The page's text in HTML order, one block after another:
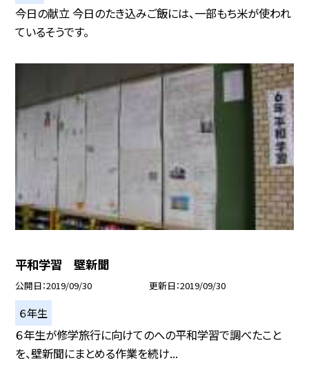
今日の献立 今日のたき込みご飯には、一部もち米が使われ
ているそうです。
平和学習 壁新聞
公開日 2019/09/30 更新日 2019/09/30
６年生
６年生が修学旅行に向けてのへの平和学習で調べたこと
を、壁新聞にまとめる作業を続け...